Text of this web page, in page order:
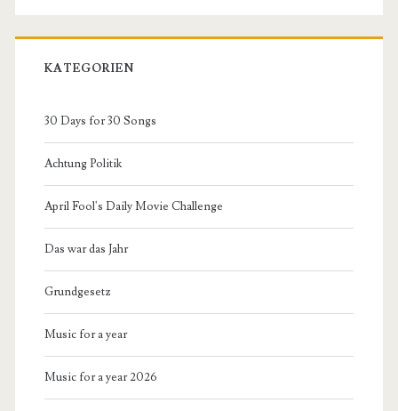
KATEGORIEN
30 Days for 30 Songs
Achtung Politik
April Fool's Daily Movie Challenge
Das war das Jahr
Grundgesetz
Music for a year
Music for a year 2026